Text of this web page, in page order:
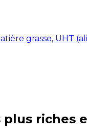
grasse, UHT
plus riches